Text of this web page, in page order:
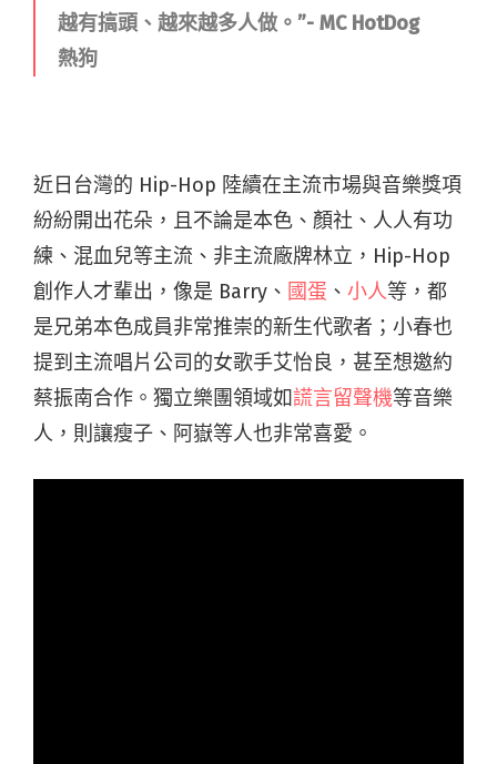
越有搞頭、越來越多人做。”- MC HotDog
熱狗
近日台灣的 Hip-Hop 陸續在主流市場與音樂獎項
紛紛開出花朵，且不論是本色、顏社、人人有功
練、混血兒等主流、非主流廠牌林立，Hip-Hop
創作人才輩出，像是 Barry、 國蛋 、 小人等，都
是兄弟本色成員非常推崇的新生代歌者；小春也
提到主流唱片公司的女歌手艾怡良，甚至想邀約
蔡振南合作。獨立樂團領域如謊言留聲機等音樂
人，則讓瘦子、阿嶽等人也非常喜愛。